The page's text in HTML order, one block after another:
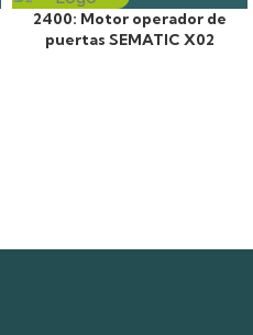
2400: Motor operador de
puertas SEMATIC X02